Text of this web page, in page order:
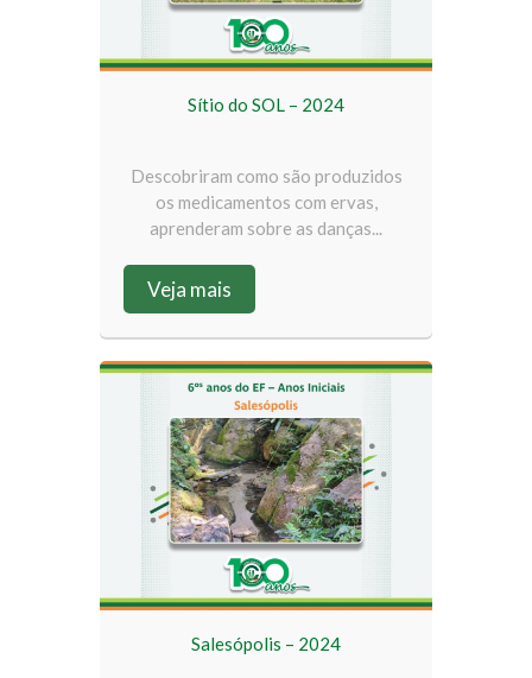
Sítio do SOL – 2024
Descobriram como são produzidos
os medicamentos com ervas,
aprenderam sobre as danças...
Veja mais
Salesópolis – 2024